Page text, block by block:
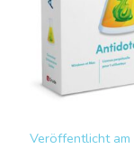
Veröffentlicht am